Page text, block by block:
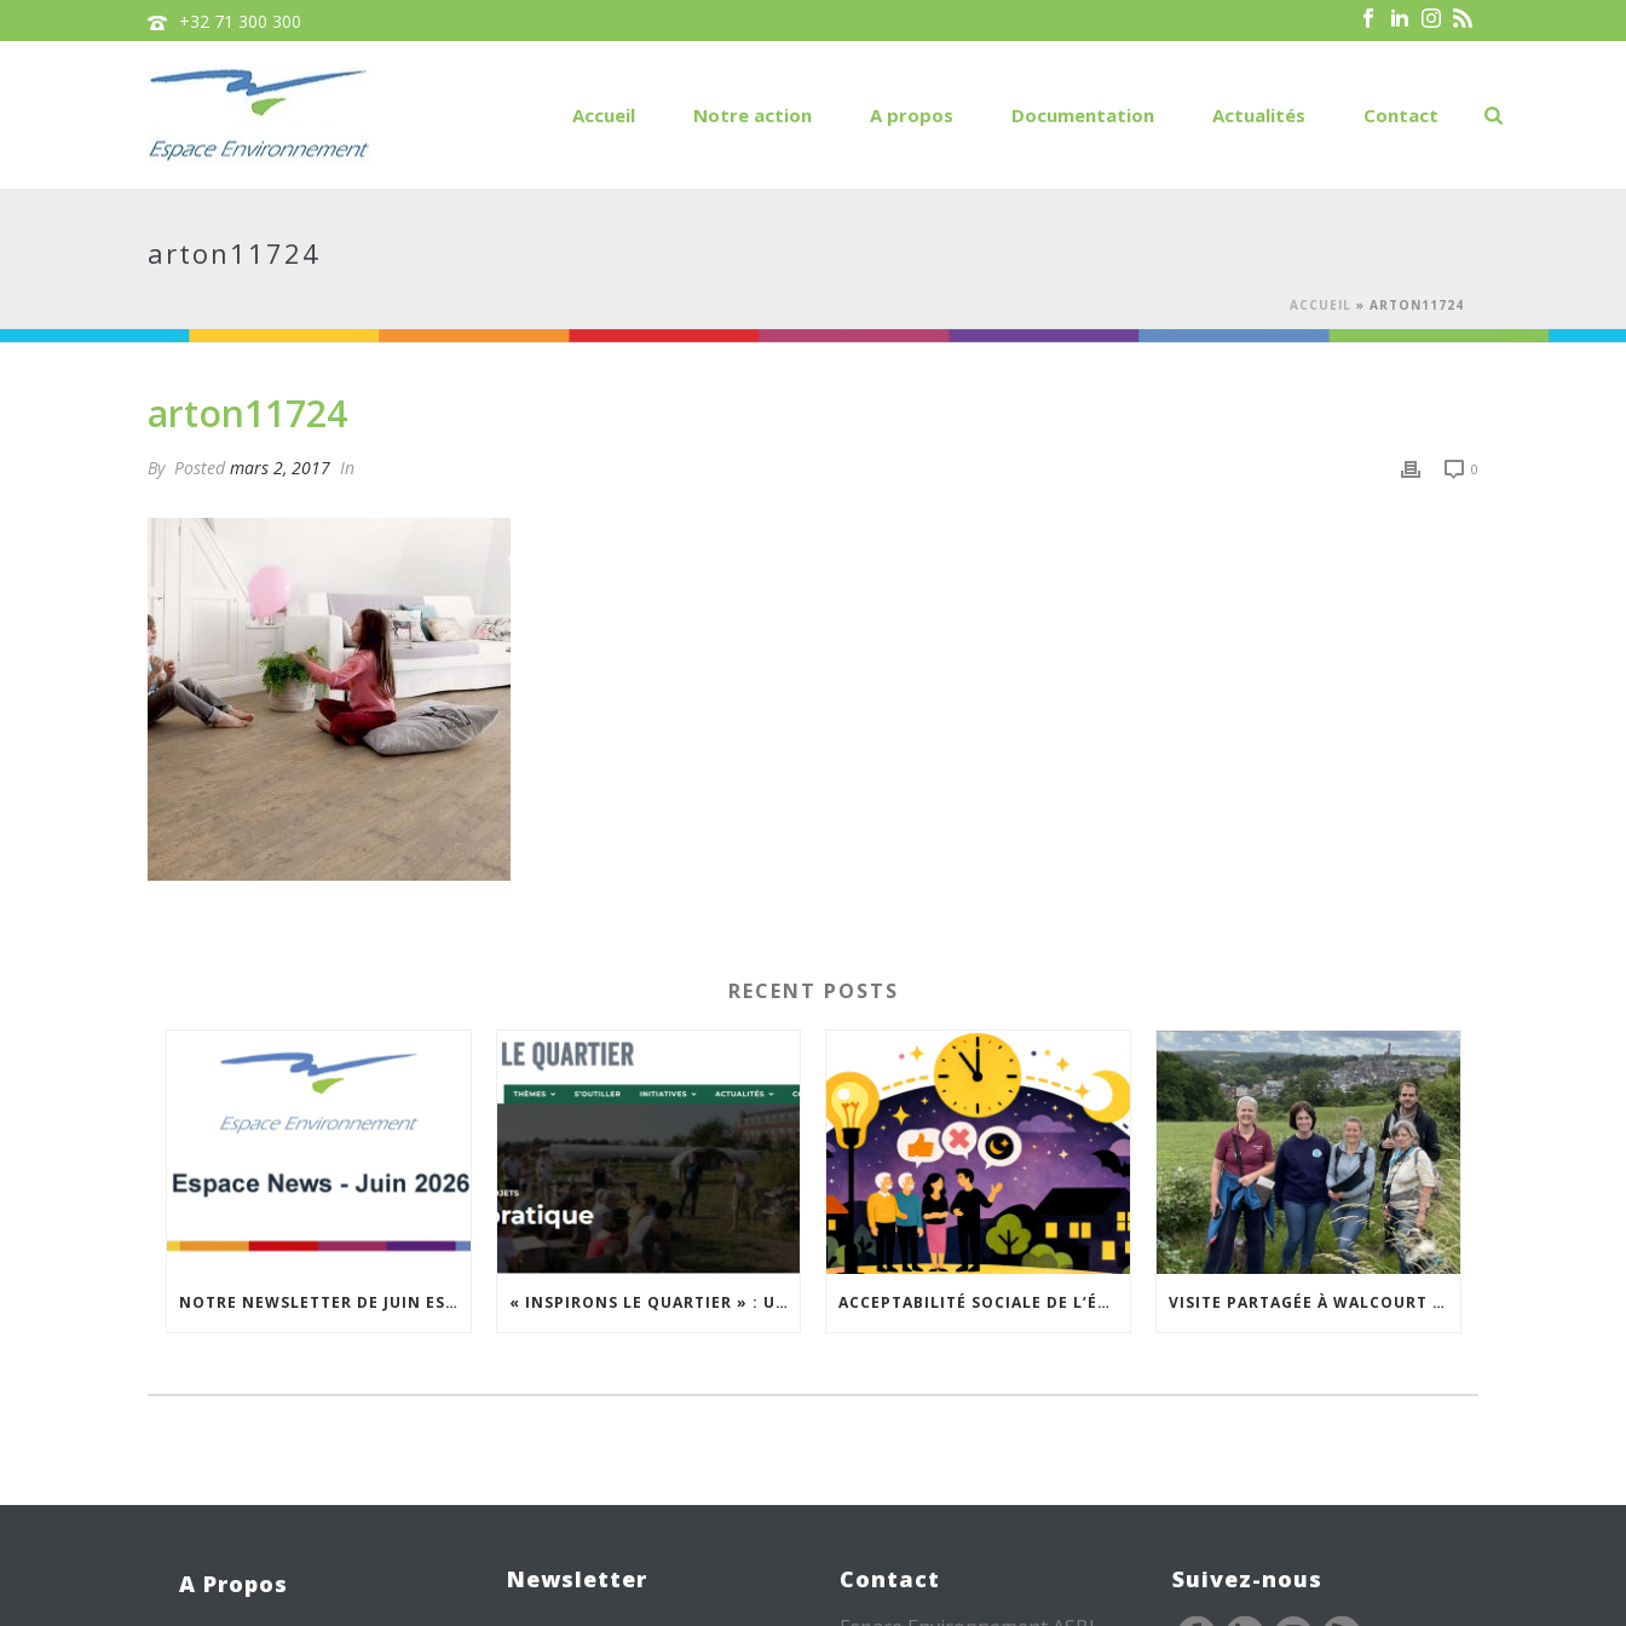
+32 71 300 300
Accueil Notre action A propos Documentation Actualités Contact
arton11724
ACCUEIL » ARTON11724
arton11724
By Posted mars 2, 2017 In 0
RECENT POSTS
NOTRE NEWSLETTER DE JUIN EST EN LIGNE ! « INSPIRONS LE QUARTIER » : UN NOUVEL APPEL À PROJETS EST LANCÉ ! ACCEPTABILITÉ SOCIALE DE L’ÉCLAIRAGE NOCTURNE : LE REPLAY EST DISPONIBLE VISITE PARTAGÉE À WALCOURT : UNE DÉMARCHE PARTICIPATIVE ANIMÉE PAR ESPACE ENVIRONNEMENT
A Propos Newsletter Contact Suivez-nous